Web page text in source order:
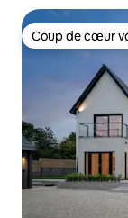
Coup de cœur
Coup de cœur